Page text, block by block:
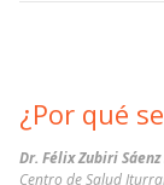
¿Por qué
Dr. Félix Zubiri Sáenz
Centro de Salud